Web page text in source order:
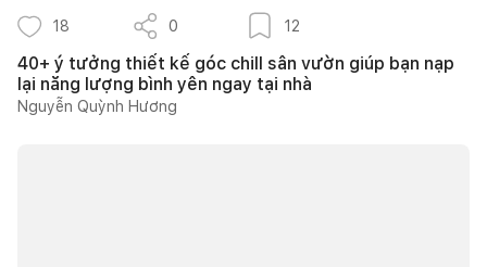
18 0 12
40+ ý tưởng thiết kế góc chill sân vườn giúp bạn nạp
lại năng lượng bình yên ngay tại nhà
Nguyễn Quỳnh Hương